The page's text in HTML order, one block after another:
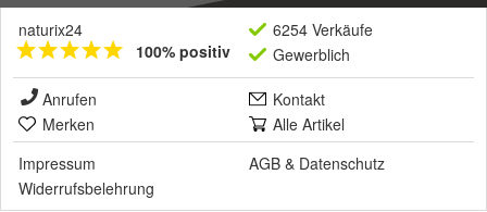
naturix24
100% positiv
6254 Verkäufe
Gewerblich
Anrufen
Kontakt
Merken
Alle Artikel
Impressum
AGB & Datenschutz
Widerrufsbelehrung